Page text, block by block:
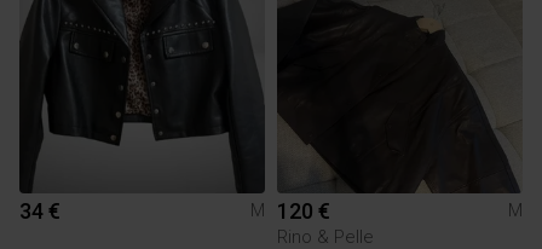
34 € M 120 €
M
Rino & Pelle